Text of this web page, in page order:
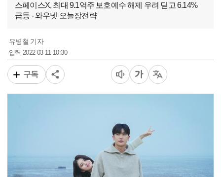
스페이스X, 최대 9.1억주 보호예수 해제 우려 딛고 6.14%
급등 - 와우넷 오늘장전략
유병철 기자
입력2022-03-11 10:30
구독